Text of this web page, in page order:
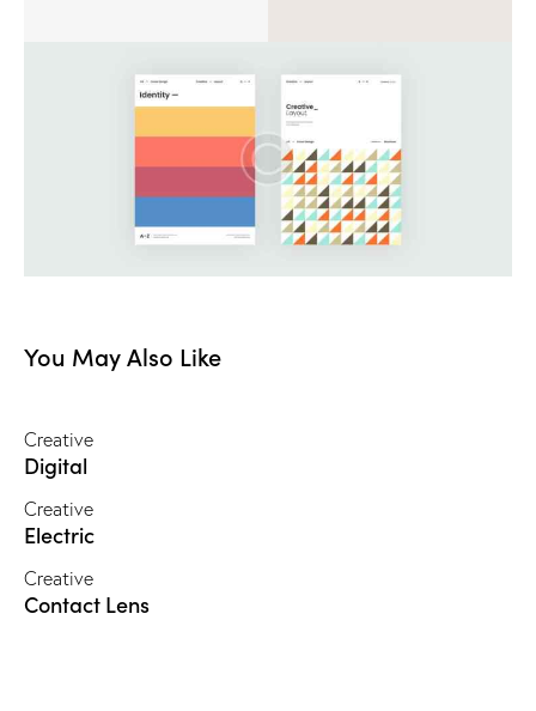
You May Also Like
Creative
Digital
Creative
Electric
Creative
Contact Lens